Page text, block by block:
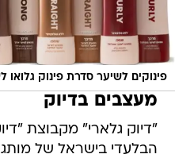
פינוקים לשיער סדרת פינוק גלואו
מעצבים בדיוק
"דיוק גלארי" מקבוצת